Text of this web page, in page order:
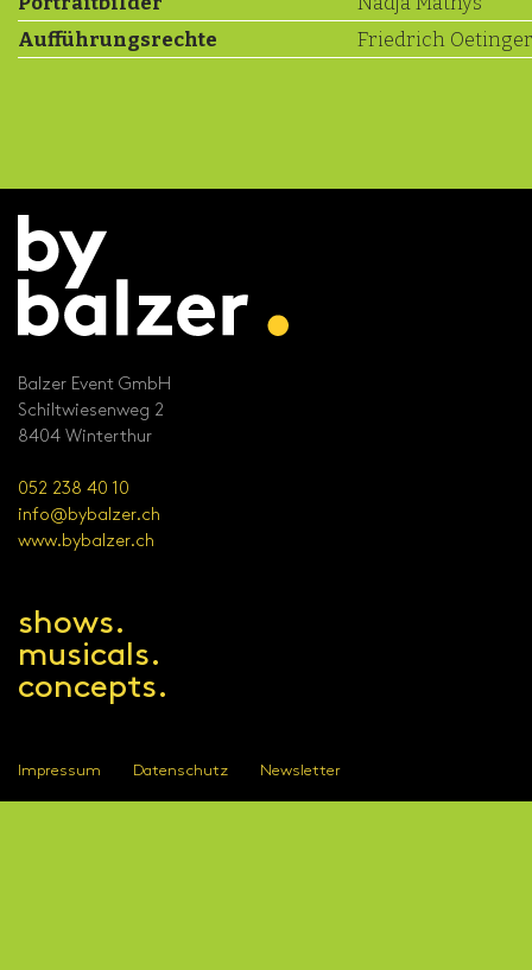
Aufführungsrechte
Friedrich
Balzer Event GmbH
Schiltwiesenweg 2
8404 Winterthur
052 238 40 10
info@bybalzer.ch
www.bybalzer.ch
shows.
musicals.
concepts.
Impressum Datenschutz Newsletter